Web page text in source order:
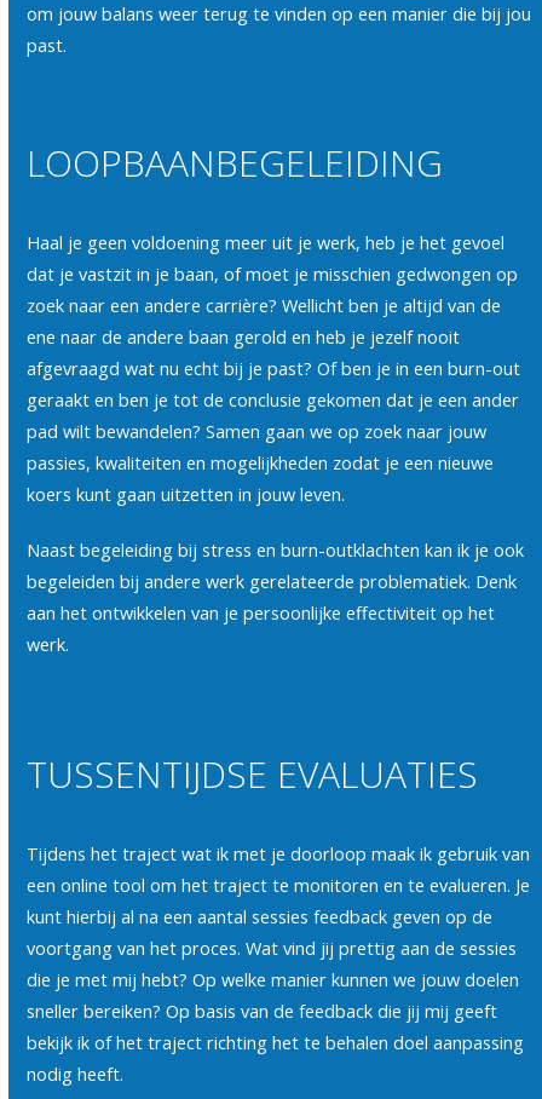
om jouw balans weer terug te vinden op een manier die bij jou
past.
LOOPBAANBEGELEIDING
Haal je geen voldoening meer uit je werk, heb je het gevoel
dat je vastzit in je baan, of moet je misschien gedwongen op
zoek naar een andere carrière? Wellicht ben je altijd van de
ene naar de andere baan gerold en heb je jezelf nooit
afgevraagd wat nu echt bij je past? Of ben je in een burn-out
geraakt en ben je tot de conclusie gekomen dat je een ander
pad wilt bewandelen? Samen gaan we op zoek naar jouw
passies, kwaliteiten en mogelijkheden zodat je een nieuwe
koers kunt gaan uitzetten in jouw leven.
Naast begeleiding bij stress en burn-outklachten kan ik je ook
begeleiden bij andere werk gerelateerde problematiek. Denk
aan het ontwikkelen van je persoonlijke effectiviteit op het
werk.
TUSSENTIJDSE EVALUATIES
Tijdens het traject wat ik met je doorloop maak ik gebruik van
een online tool om het traject te monitoren en te evalueren. Je
kunt hierbij al na een aantal sessies feedback geven op de
voortgang van het proces. Wat vind jij prettig aan de sessies
die je met mij hebt? Op welke manier kunnen we jouw doelen
sneller bereiken? Op basis van de feedback die jij mij geeft
bekijk ik of het traject richting het te behalen doel aanpassing
nodig heeft.